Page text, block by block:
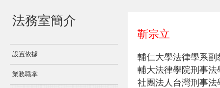
法務室簡介
設置依據
業務職掌
靳宗立
輔仁大學法律學系副
輔大法律學院刑事
社團法人台灣刑事法